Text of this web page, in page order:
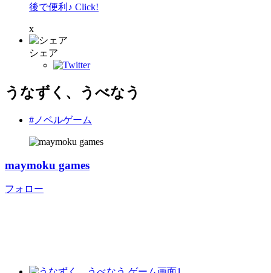
後で便利♪ Click!
x
シェア
うなずく、うべなう
#ノベルゲーム
maymoku games
フォロー